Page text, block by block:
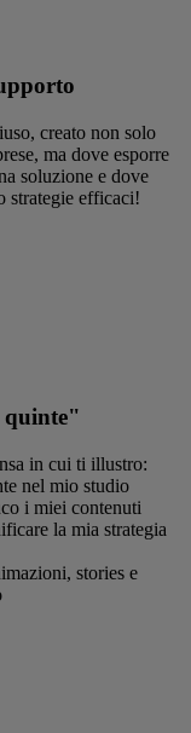
creato non solo
ma dove esporre
soluzione e dove
strategie efficaci!
quinte"
in cui ti illustro:
nel mio studio
i miei contenuti
la mia strategia
stories e